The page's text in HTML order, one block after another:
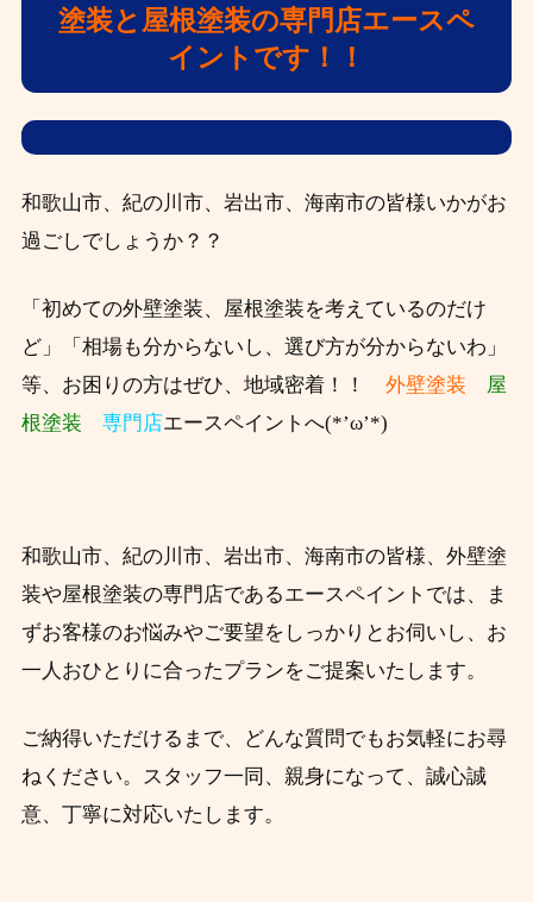
塗装と屋根塗装の専門店エースペ
イントです！！
和歌山市、紀の川市、岩出市、海南市の皆様いかがお
過ごしでしょうか？？
「初めての外壁塗装、屋根塗装を考えているのだけ
ど」「相場も分からないし、選び方が分からないわ」
等、お困りの方はぜひ、 地域密着！！ 外壁塗装
屋
根塗装
専門店エースペイントへ(*’ω’*)
和歌山市、紀の川市、岩出市、海南市の皆様、外壁塗
装や屋根塗装の専門店であるエースペイントでは、ま
ずお客様のお悩みやご要望をしっかりとお伺いし、お
一人おひとりに合ったプランをご提案いたします。
ご納得いただけるまで、どんな質問でもお気軽にお尋
ねください。スタッフ一同、親身になって、誠心誠
意、丁寧に対応いたします。